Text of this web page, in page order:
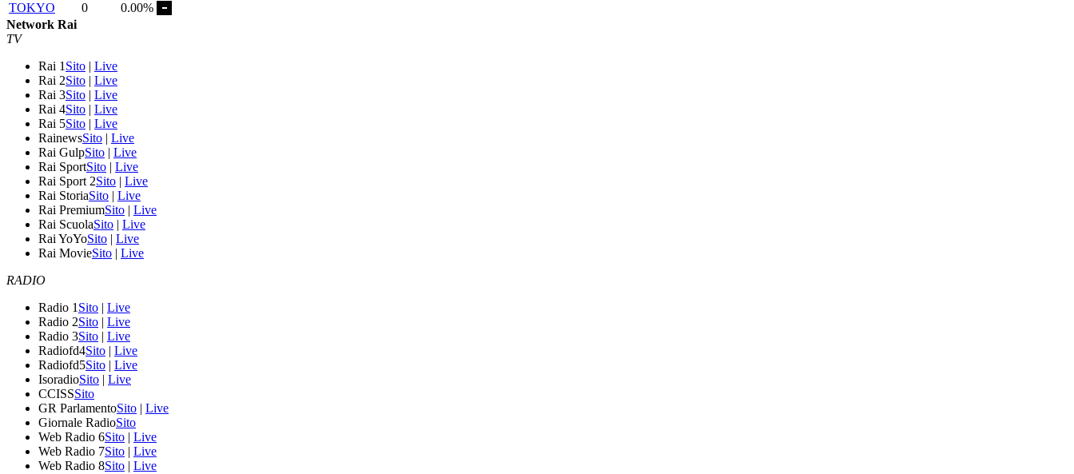
TOKYO
0
0.00%
Network Rai
TV
Rai 1 Sito | Live
Rai 2Sito | Live
Rai 3Sito | Live
Rai 4Sito | Live
Rai 5Sito | Live
RainewsSito | Live
Rai GulpSito | Live
Rai SportSito | Live
Rai Sport 2Sito | Live
Rai StoriaSito | Live
Rai PremiumSito | Live
Rai ScuolaSito | Live
Rai YoYoSito | Live
Rai MovieSito | Live
RADIO
Radio 1 Sito | Live
Radio 2Sito | Live
Radio 3Sito | Live
Radiofd4Sito | Live
Radiofd5Sito | Live
IsoradioSito | Live
CCISSSito
GR ParlamentoSito | Live
Giornale RadioSito
Web Radio 6Sito | Live
Web Radio 7Sito | Live
Web Radio 8Sito | Live